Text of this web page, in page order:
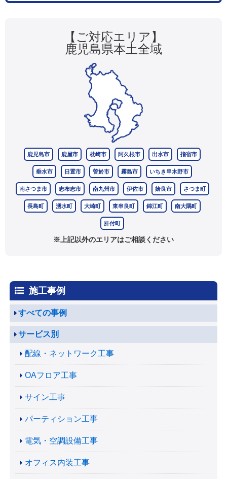
【ご対応エリア】
鹿児島県本土全域
鹿児島市 鹿屋市 枕崎市 阿久根市 出水市 指宿市
垂水市 日置市 曽於市 霧島市 いちき串木野市
南さつま市 志布志市 南九州市 伊佐市 姶良市 さつま町
長島町 湧水町 大崎町 東串良町 錦江町 南大隅町
肝付町
※上記以外のエリアはご相談ください
施工事例
すべての事例
サービス別
配線・ネットワーク工事
OAフロア工事
サイン工事
パーティション工事
電気・空調設備工事
オフィス内装工事